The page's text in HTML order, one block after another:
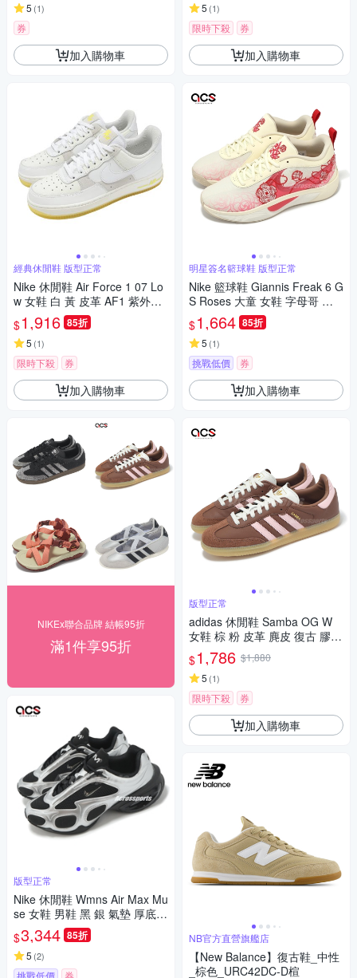
5 (1)
券
加入購物車
經典休閒鞋 版型正常
Nike 休閒鞋 Air Force 1 07 Lo
w 女鞋 白 黃 皮革 AF1 紫外線
變色 經典
$1,916 85折
5 (1)
限時下殺 券
加入購物車
NIKEx聯合品牌 結帳95折
滿1件享95折
版型正常
Nike 休閒鞋 Wmns Air Max Mu
se 女鞋 男鞋 黑 銀 氣墊 厚底
增高 FV1920-001
$3,344 85折
5 (2)
5 (1)
限時下殺 券
加入購物車
明星簽名籃球鞋 版型正常
Nike 籃球鞋 Giannis Freak 6 G
S Roses 大童 女鞋 字母哥 玫
瑰 米白 刺繡 HM4216-100
$1,664 85折
5 (1)
挑戰低價 券
加入購物車
版型正常
adidas 休閒鞋 Samba OG W
女鞋 棕 粉 皮革 麂皮 復古 膠底
德訓鞋 愛迪達 JS4092
$1,786 $1,880
5 (1)
限時下殺 券
加入購物車
NB官方直營旗艦店
【New Balance】復古鞋_中性
_棕色_URC42DC-D楦